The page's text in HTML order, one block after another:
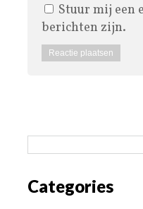
Stuur mij een
berichten zijn.
Categories